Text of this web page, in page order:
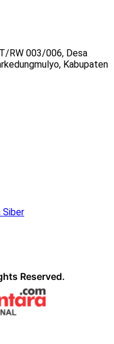
RW 003/006, Desa
Kabupaten
Siber
Reserved.